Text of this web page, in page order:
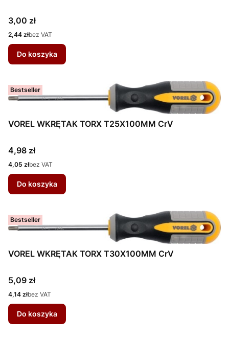
Cena
3,00 zł
Cena
2,44 złbez VAT
Do koszyka
Bestseller
VOREL WKRĘTAK TORX T25X100MM CrV
Cena
4,98 zł
Cena
4,05 złbez VAT
Do koszyka
Bestseller
VOREL WKRĘTAK TORX T30X100MM CrV
Cena
5,09 zł
Cena
4,14 złbez VAT
Do koszyka